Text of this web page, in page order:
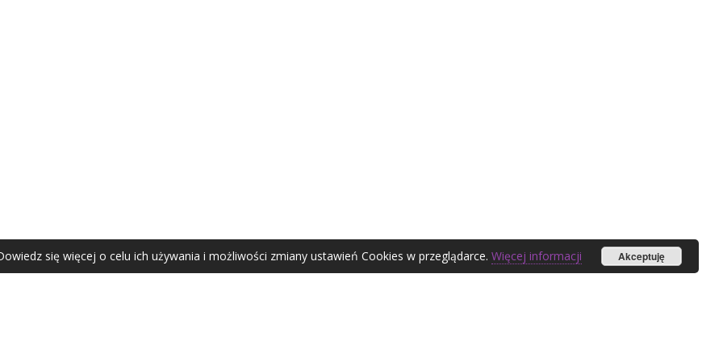
Agata Zubel © 2021
się więcej o celu ich używania i możliwości zmiany ustawień Cookies w przeglądarce. Więcej informacji Akceptuję